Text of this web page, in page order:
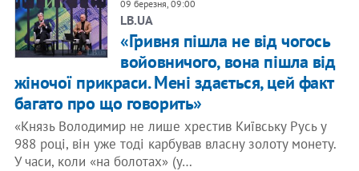
09 березня, 09:00
LB.UA
«Гривня пішла не від чогось
войовничого, вона пішла від
жіночої прикраси. Мені здається, цей факт
багато про що говорить»
«Князь Володимир не лише хрестив Київську Русь у
988 році, він уже тоді карбував власну золоту монету.
У часи, коли «на болотах» (у…